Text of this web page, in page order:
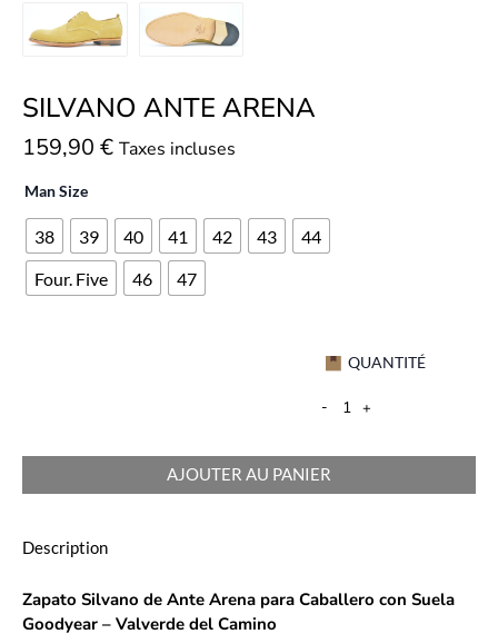
SILVANO ANTE ARENA
159,90 € Taxes incluses
Man Size
38 39 40 41 42 43
44
Four. Five
46 47
QUANTITÉ
- +
AJOUTER AU PANIER
Description
Zapato Silvano de Ante Arena para Caballero con Suela
Goodyear – Valverde del Camino